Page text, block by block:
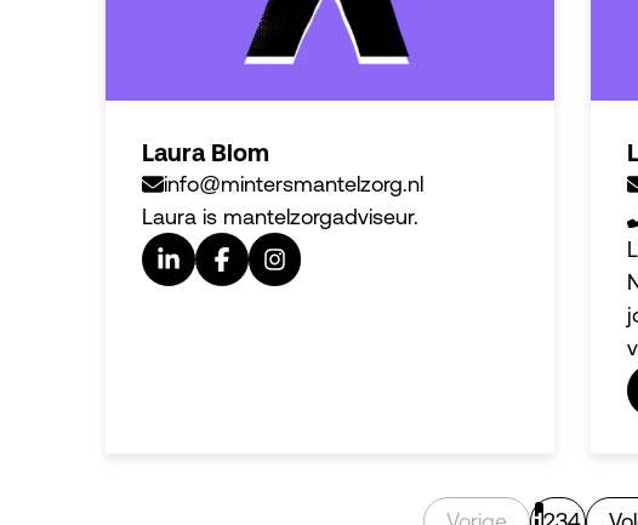
Laura Blom
info@mintersmantelzorg.nl
Laura is mantelzorgadviseur.